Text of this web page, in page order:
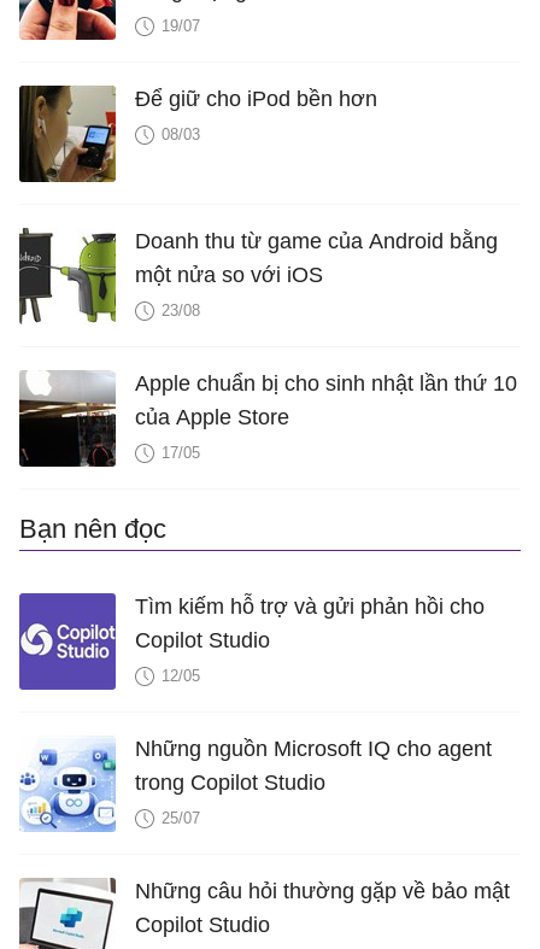
19/07
Để giữ cho iPod bền hơn
08/03
Doanh thu từ game của Android bằng
một nửa so với iOS
23/08
Apple chuẩn bị cho sinh nhật lần thứ 10
của Apple Store
17/05
Bạn nên đọc
Tìm kiếm hỗ trợ và gửi phản hồi cho
Copilot Studio
12/05
Những nguồn Microsoft IQ cho agent
trong Copilot Studio
25/07
Những câu hỏi thường gặp về bảo mật
Copilot Studio